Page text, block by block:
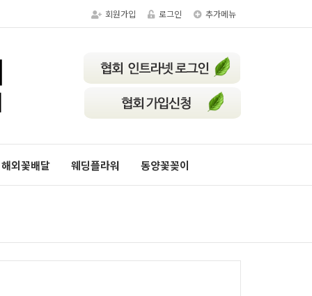
회원가입 로그인 추가메뉴
해외꽃배달 웨딩플라워 동양꽃꽂이